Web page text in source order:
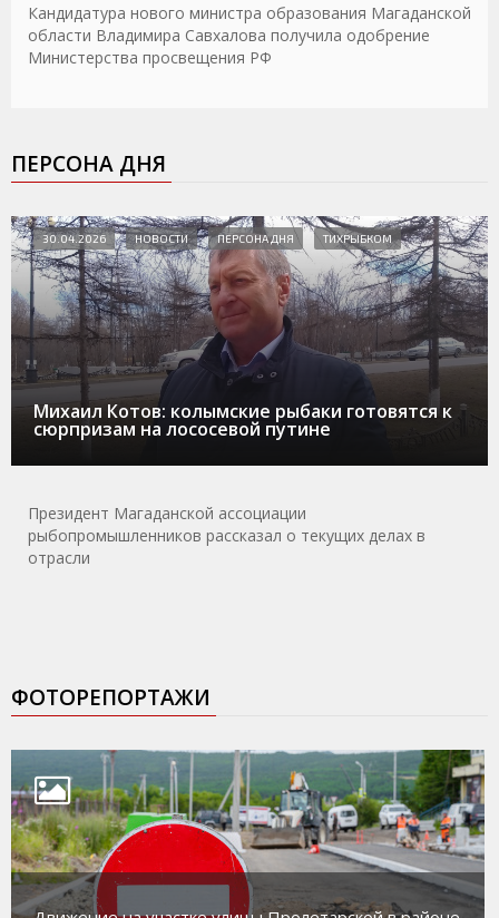
Кандидатура нового министра образования Магаданской
области Владимира Савхалова получила одобрение
Министерства просвещения РФ
ПЕРСОНА ДНЯ
Михаил Котов: колымские рыбаки готовятся к
сюрпризам на лососевой путине
30.04.2026 НОВОСТИ ПЕРСОНА ДНЯ ТИХРЫБКОМ
Президент Магаданской ассоциации
рыбопромышленников рассказал о текущих делах в
отрасли
ФОТОРЕПОРТАЖИ